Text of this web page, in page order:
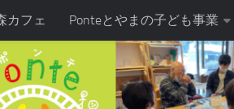
カフェ Ponteとやまの子ども事業